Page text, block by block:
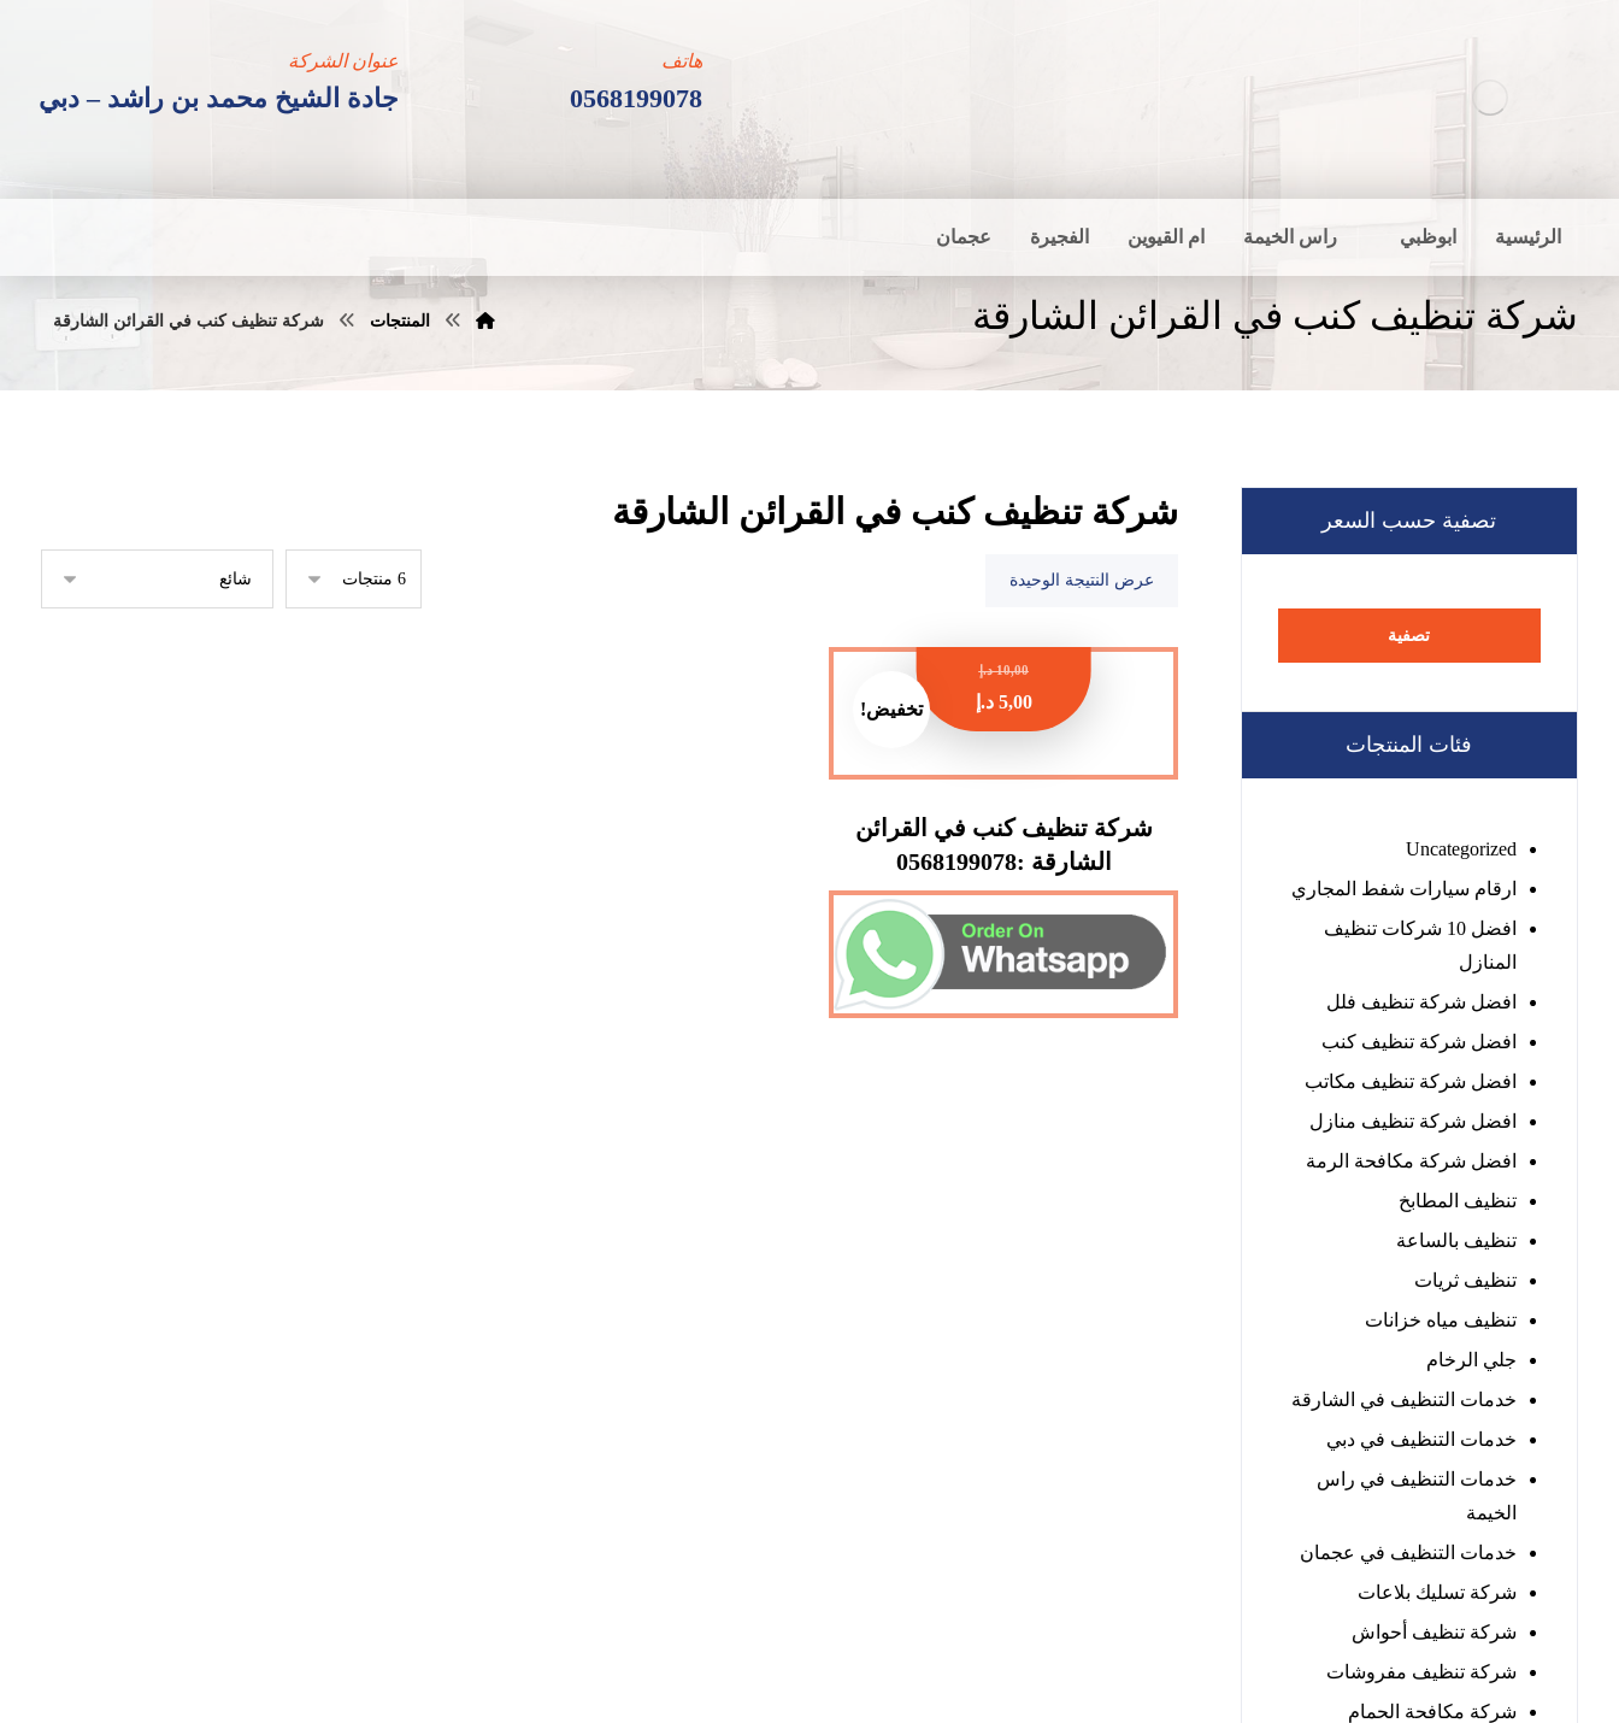
عنوان الشركة
جادة الشيخ محمد بن راشد – دبي
هاتف
0568199078
الرئيسية ابوظبي راس الخيمة ام القيوين الفجيرة عجمان
شركة تنظيف كنب في القرائن الشارقة المنتجات شركة تنظيف كنب في القرائن الشارقة
شركة تنظيف كنب في القرائن الشارقة
عرض النتيجة الوحيدة
تخفيض!
شركة تنظيف كنب في القرائن
الشارقة :0568199078
10,00 د.إ
5,00 د.إ
تصفية حسب السعر
تصفية
فئات المنتجات
Uncategorized
ارقام سيارات شفط المجاري
افضل 10 شركات تنظيف
المنازل
افضل شركة تنظيف فلل
افضل شركة تنظيف كنب
افضل شركة تنظيف مكاتب
افضل شركة تنظيف منازل
افضل شركة مكافحة الرمة
تنظيف المطابخ
تنظيف بالساعة
تنظيف ثريات
تنظيف مياه خزانات
جلي الرخام
خدمات التنظيف في الشارقة
خدمات التنظيف في دبي
خدمات التنظيف في راس
الخيمة
خدمات التنظيف في عجمان
شركة تسليك بلاعات
شركة تنظيف أحواش
شركة تنظيف مفروشات
شركة مكافحة الحمام